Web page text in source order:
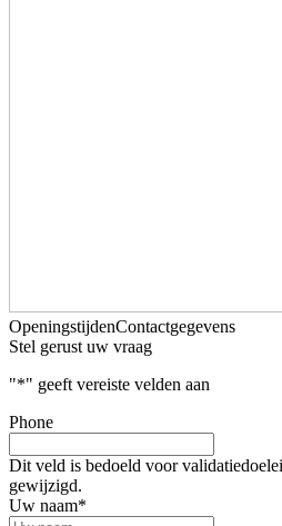
OpeningstijdenContactgegevens
Stel gerust uw vraag
"*" geeft vereiste velden aan
Phone
Dit veld is bedoeld voor
gewijzigd.
Uw naam*